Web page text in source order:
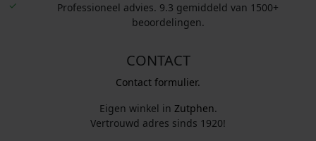
Professioneel advies. 9.3 gemiddeld van 1500+
beoordelingen.
CONTACT
Contact formulier.
Eigen winkel in Zutphen.
Vertrouwd adres sinds 1920!